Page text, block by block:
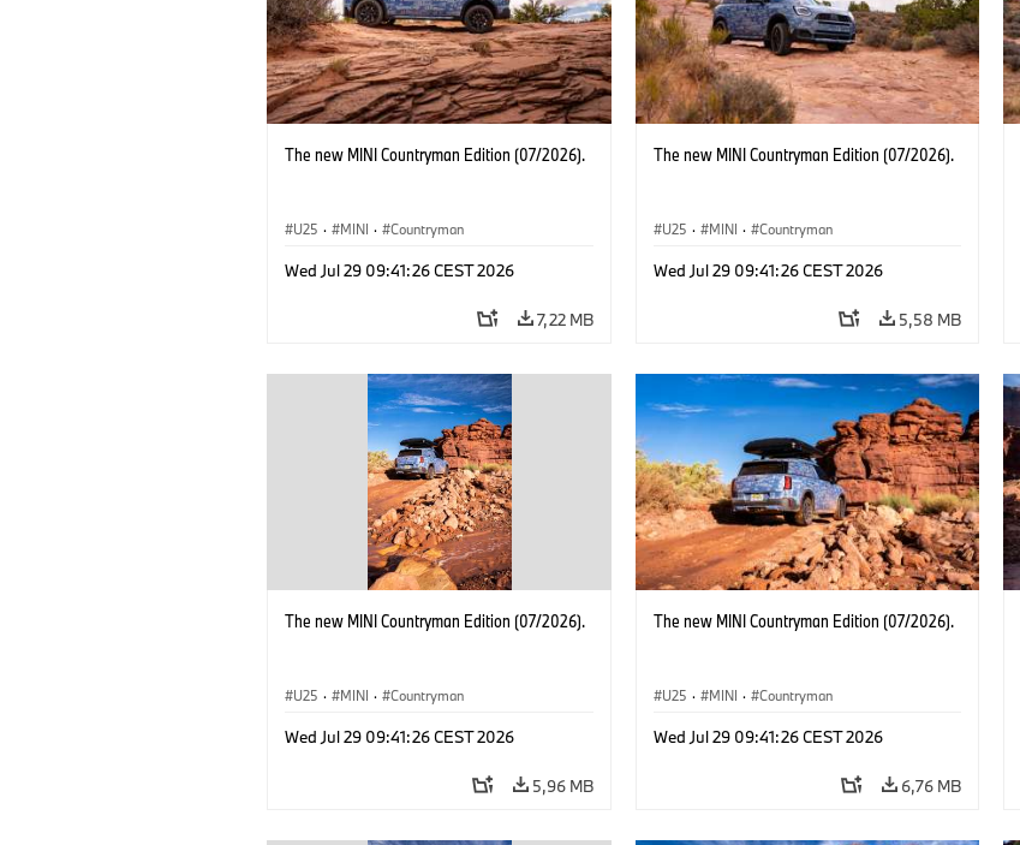
The new MINI Countryman Edition (07/2026).
U25 · MINI · Countryman
Wed Jul 29 09:41:26 CEST 2026
7,22 MB
The new MINI Countryman Edition (07/2026).
U25 · MINI · Countryman
Wed Jul 29 09:41:26 CEST 2026
5,58 MB
The new MINI Countryman Edition (07/2026).
U25 · MINI · Countryman
Wed Jul 29 09:41:26 CEST 2026
5,96 MB
The new MINI Countryman Edition (07/2026).
U25 · MINI · Countryman
Wed Jul 29 09:41:26 CEST 2026
6,76 MB